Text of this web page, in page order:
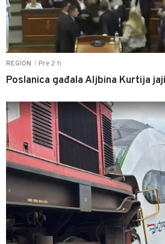
REGION Pre 2 h
Poslanica gađala Aljbina Kurtija